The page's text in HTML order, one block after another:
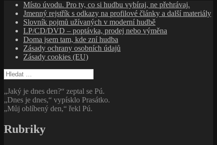
a albech s hlubším kontextem
Místo úvodu. Pro ty, co si hudbu vybíraj, ne přehrávaj.
Jmenný rejstřík s odkazy na profilové články a další materiály
Slovník pojmů užívaných v moderní hudbě
LP/CD/DVD – poptávka, prodej nebo výměna
Doma jsem tam, kde zní hudba
Zásady ochrany osobních údajů
Zásady cookies (EU)
Vyhledávání
„Jaký je dnes den?“ zeptal se Pú.
„Dnes je dnes,“ vypísklo Prasátko.
„Můj oblíbený den,“ řekl Pú.
Rubriky